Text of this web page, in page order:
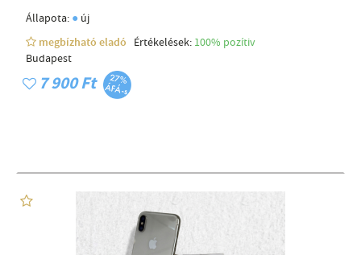
Állapota: ● új
megbízható eladó
Értékelések: 100% pozítiv
Budapest
7 900 Ft